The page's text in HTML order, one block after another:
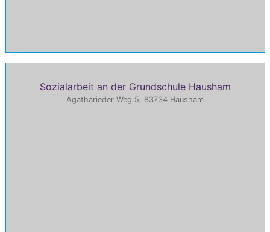
Sozialarbeit an der Grundschule Hausham
Agatharieder Weg 5, 83734 Hausham